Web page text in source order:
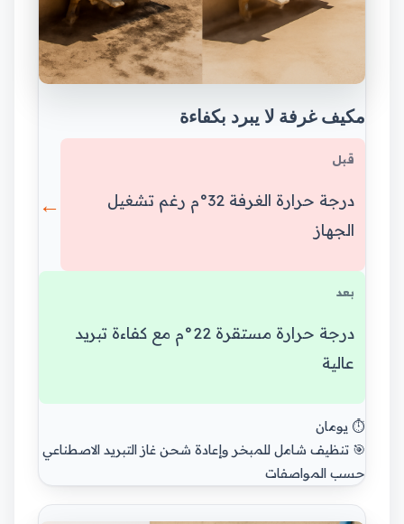
مكيف غرفة لا يبرد بكفاءة
قبل
درجة حرارة الغرفة 32°م رغم تشغيل
الجهاز
←
بعد
درجة حرارة مستقرة 22°م مع كفاءة تبريد
عالية
⏱️ يومان
🎯 تنظيف شامل للمبخر وإعادة شحن غاز التبريد الاصطناعي
حسب المواصفات